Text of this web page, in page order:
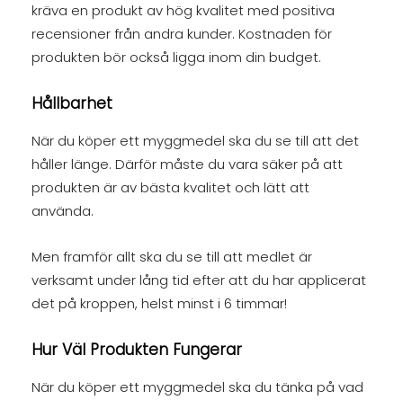
kräva en produkt av hög kvalitet med positiva
recensioner från andra kunder. Kostnaden för
produkten bör också ligga inom din budget.
Hållbarhet
När du köper ett myggmedel ska du se till att det
håller länge. Därför måste du vara säker på att
produkten är av bästa kvalitet och lätt att
använda.
Men framför allt ska du se till att medlet är
verksamt under lång tid efter att du har applicerat
det på kroppen, helst minst i 6 timmar!
Hur Väl Produkten Fungerar
När du köper ett myggmedel ska du tänka på vad